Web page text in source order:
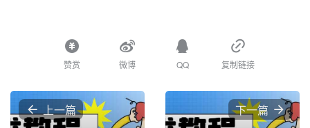
赞赏 微博 QQ 复制链接
上一篇 下一篇